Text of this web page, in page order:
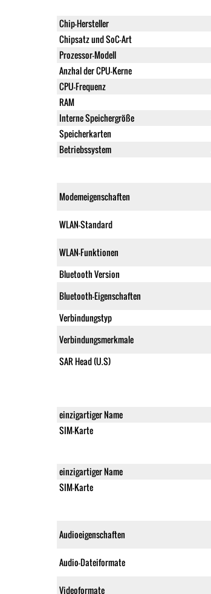
Chip-Hersteller
Chipsatz und SoC-Art
Prozessor-Modell
Anzhal der CPU-Kerne
CPU-Frequenz
RAM
Interne Speichergröße
Speicherkarten
Betriebssystem
Modemeigenschaften
WLAN-Standard
WLAN-Funktionen
Bluetooth Version
Bluetooth-Eigenschaften
Verbindungstyp
Verbindungsmerkmale
SAR Head (U.S)
einzigartiger Name
SIM-Karte
einzigartiger Name
SIM-Karte
Audioeigenschaften
Audio-Dateiformate
Videoformate